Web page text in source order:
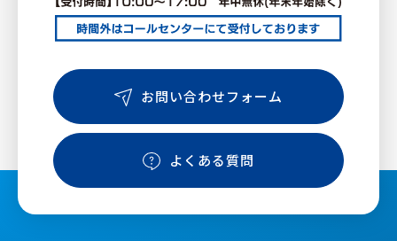
お問い合わせフォーム
よくある質問